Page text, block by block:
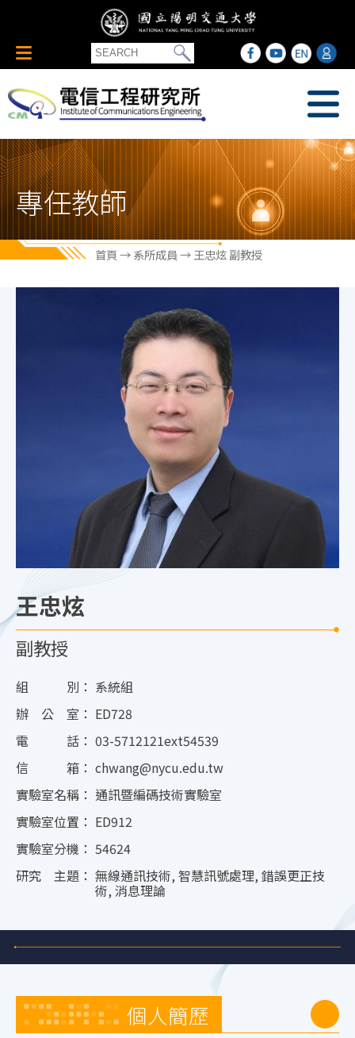
專任教師
首頁→系所成員→ 王忠炫 副教授
王忠炫
副教授
組 別： 系統組
辦 公 室： ED728
電 話： 03-5712121ext54539
信 箱： chwang@nycu.edu.tw
實驗室名稱： 通訊暨編碼技術實驗室
實驗室位置： ED912
實驗室分機： 54624
研究 主題： 無線通訊技術, 智慧訊號處理, 錯誤更正技
術, 消息理論
個人簡歷